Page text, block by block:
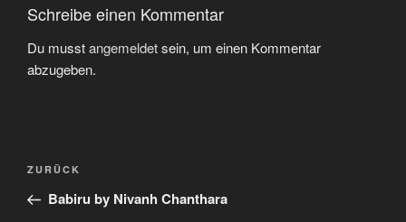
Schreibe einen Kommentar
Du musstangemeldetsein, um einen Kommentar
abzugeben.
Beitragsnavigation
Vorheriger
Beitrag
ZURÜCK
Babiru by Nivanh Chanthara